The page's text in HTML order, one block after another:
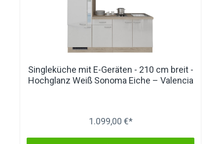
Singleküche mit E-Geräten - 210 cm breit -
Hochglanz Weiß Sonoma Eiche – Valencia
1.099,00 €*